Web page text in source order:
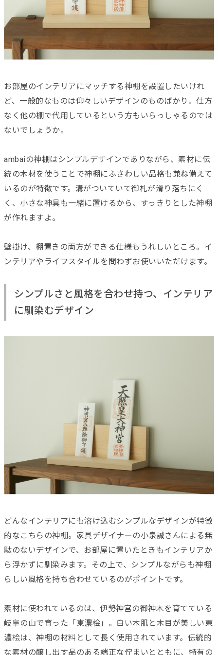
お部屋のインテリアにマッチする神棚を設置したいけれ
ど、一般的なものは仰々しいデザインのものばかり。仕方
なく他の棚で代用しているという方もいらっしゃるのでは
ないでしょうか。
ambaiの神棚はシンプルデザインでありながら、素材に伝
統の木材を使うことで神棚にふさわしい品格も兼ね備えて
いるのが特徴です。溝がついていて御札が滑り落ちにく
く、小さな神具も一緒に置けるから、すっきりとした神棚
が作れますよ。
壁掛け、棚置きの両方ができる仕様もうれしいところ。イ
ンテリアやライフスタイルを問わずお使いいただけます。
シンプルさと風格を合わせ持つ、インテリア
に馴染むデザイン
どんなインテリアにも溶け込むシンプルなデザインが特徴
的なこちらの神棚。家具デザイナーの小泉誠さんによる無
駄のないデザインで、お部屋に置いたときもインテリアか
ら浮かずに馴染みます。その上で、シンプルながらも神棚
らしい風格を持ち合わせているのがポイントです。
素材に使われているのは、伊勢神宮の御神木を育てている
岐阜の山で育った「東濃桧」。白い木肌と木目が美しい東
濃桧は、神棚の材料として長く使用されています。伝統的
な素材の醸し出す品のある端正な佇まいとともに、特有の